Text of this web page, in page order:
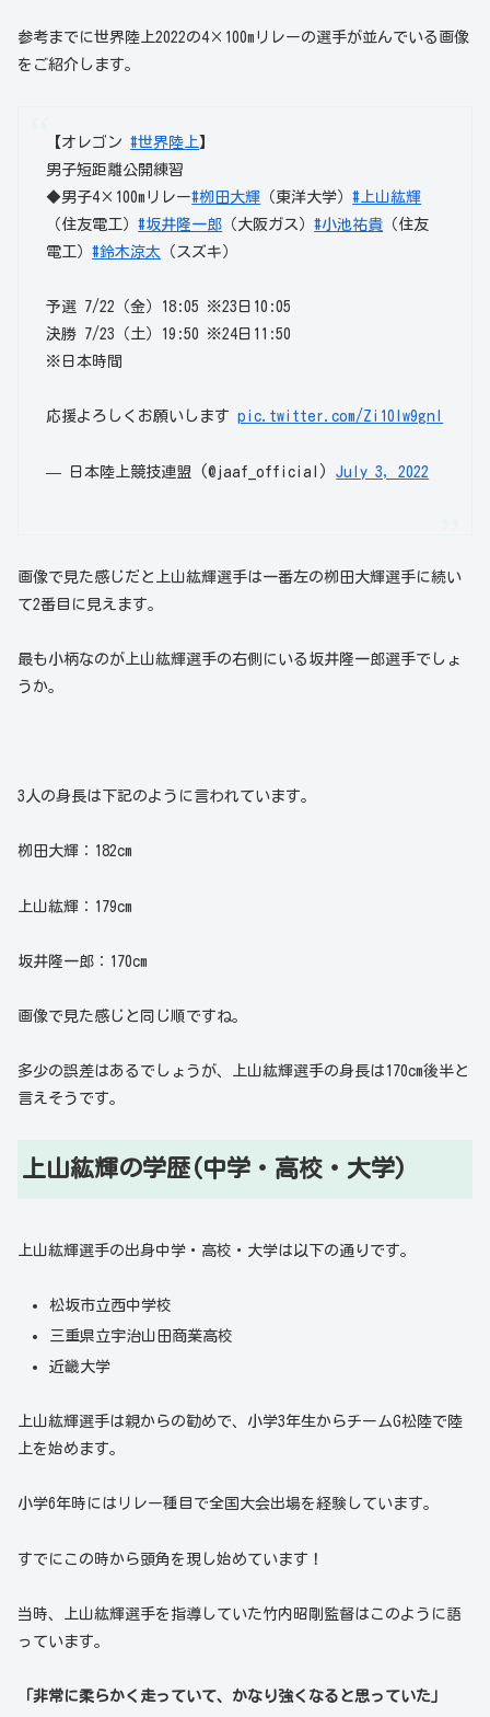
参考までに世界陸上2022の4×100mリレーの選手が並んでいる画像
をご紹介します。
【オレゴン#世界陸上 】
男子短距離公開練習
◆男子4×100mリレー#栁田大輝 （東洋大学）#上山紘輝
（住友電工）#坂井隆一郎 （大阪ガス）#小池祐貴 （住友
電工）#鈴木涼太 （スズキ）
予選 7/22（金）18:05 ※23日10:05
決勝 7/23（土）19:50 ※24日11:50
※日本時間
応援よろしくお願いしますpic.twitter.com/Zi10lw9gnl
— 日本陸上競技連盟 (@jaaf_official)July 3, 2022
画像で見た感じだと上山紘輝選手は一番左の栁田大輝選手に続い
て2番目に見えます。
最も小柄なのが上山紘輝選手の右側にいる坂井隆一郎選手でしょ
うか。
3人の身長は下記のように言われています。
栁田大輝：182cm
上山紘輝：179cm
坂井隆一郎：170cm
画像で見た感じと同じ順ですね。
多少の誤差はあるでしょうが、上山紘輝選手の身長は170cm後半と
言えそうです。
上山紘輝の学歴(中学・高校・大学)
上山紘輝選手の出身中学・高校・大学は以下の通りです。
松坂市立西中学校
三重県立宇治山田商業高校
近畿大学
上山紘輝選手は親からの勧めで、小学3年生からチームG松陸で陸
上を始めます。
小学6年時にはリレー種目で全国大会出場を経験しています。
すでにこの時から頭角を現し始めています！
当時、上山紘輝選手を指導していた竹内昭剛監督はこのように語
っています。
「非常に柔らかく走っていて、かなり強くなると思っていた」